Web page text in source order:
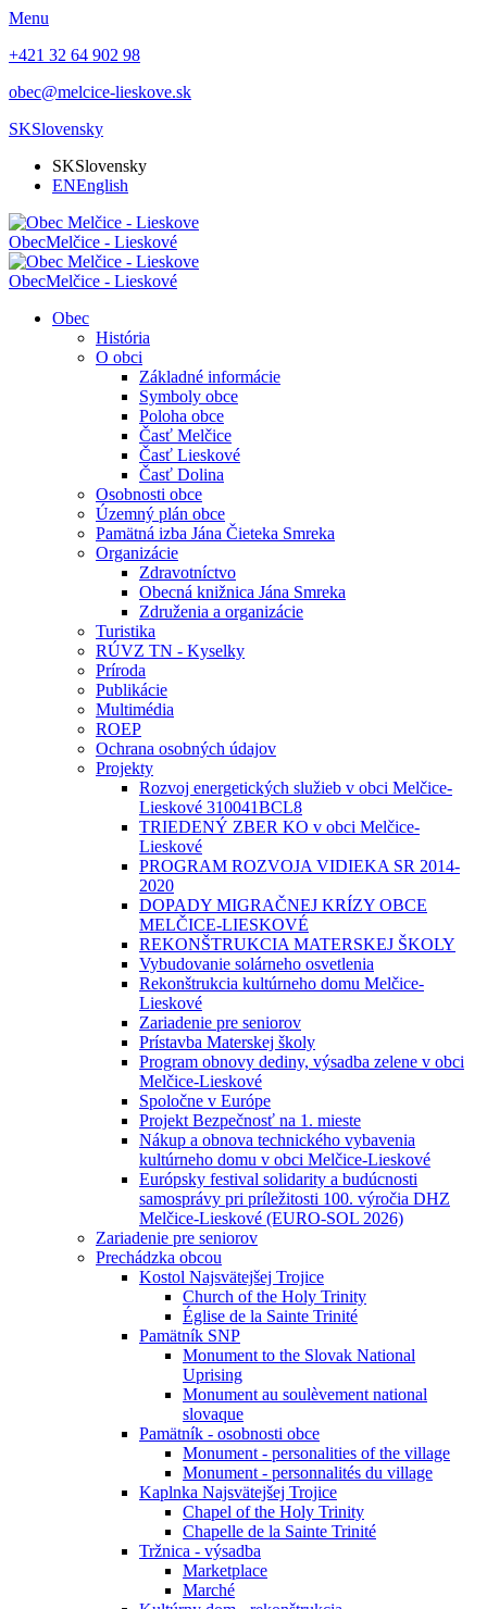
Menu
+421 32 64 902 98
obec@melcice-lieskove.sk
SKSlovensky
SKSlovensky
ENEnglish
ObecMelčice - Lieskové
ObecMelčice - Lieskové
Obec
História
O obci
Základné informácie
Symboly obce
Poloha obce
Časť Melčice
Časť Lieskové
Časť Dolina
Osobnosti obce
Územný plán obce
Pamätná izba Jána Čieteka Smreka
Organizácie
Zdravotníctvo
Obecná knižnica Jána Smreka
Združenia a organizácie
Turistika
RÚVZ TN - Kyselky
Príroda
Publikácie
Multimédia
ROEP
Ochrana osobných údajov
Projekty
Rozvoj energetických služieb v obci Melčice-
Lieskové 310041BCL8
TRIEDENÝ ZBER KO v obci Melčice-
Lieskové
PROGRAM ROZVOJA VIDIEKA SR 2014-
2020
DOPADY MIGRAČNEJ KRÍZY OBCE
MELČICE-LIESKOVÉ
REKONŠTRUKCIA MATERSKEJ ŠKOLY
Vybudovanie solárneho osvetlenia
Rekonštrukcia kultúrneho domu Melčice-
Lieskové
Zariadenie pre seniorov
Prístavba Materskej školy
Program obnovy dediny, výsadba zelene v obci
Melčice-Lieskové
Spoločne v Európe
Projekt Bezpečnosť na 1. mieste
Nákup a obnova technického vybavenia
kultúrneho domu v obci Melčice-Lieskové
Európsky festival solidarity a budúcnosti
samosprávy pri príležitosti 100. výročia DHZ
Melčice-Lieskové (EURO-SOL 2026)
Zariadenie pre seniorov
Prechádzka obcou
Kostol Najsvätejšej Trojice
Church of the Holy Trinity
Église de la Sainte Trinité
Pamätník SNP
Monument to the Slovak National
Uprising
Monument au soulèvement national
slovaque
Pamätník - osobnosti obce
Monument - personalities of the village
Monument - personnalités du village
Kaplnka Najsvätejšej Trojice
Chapel of the Holy Trinity
Chapelle de la Sainte Trinité
Tržnica - výsadba
Marketplace
Marché